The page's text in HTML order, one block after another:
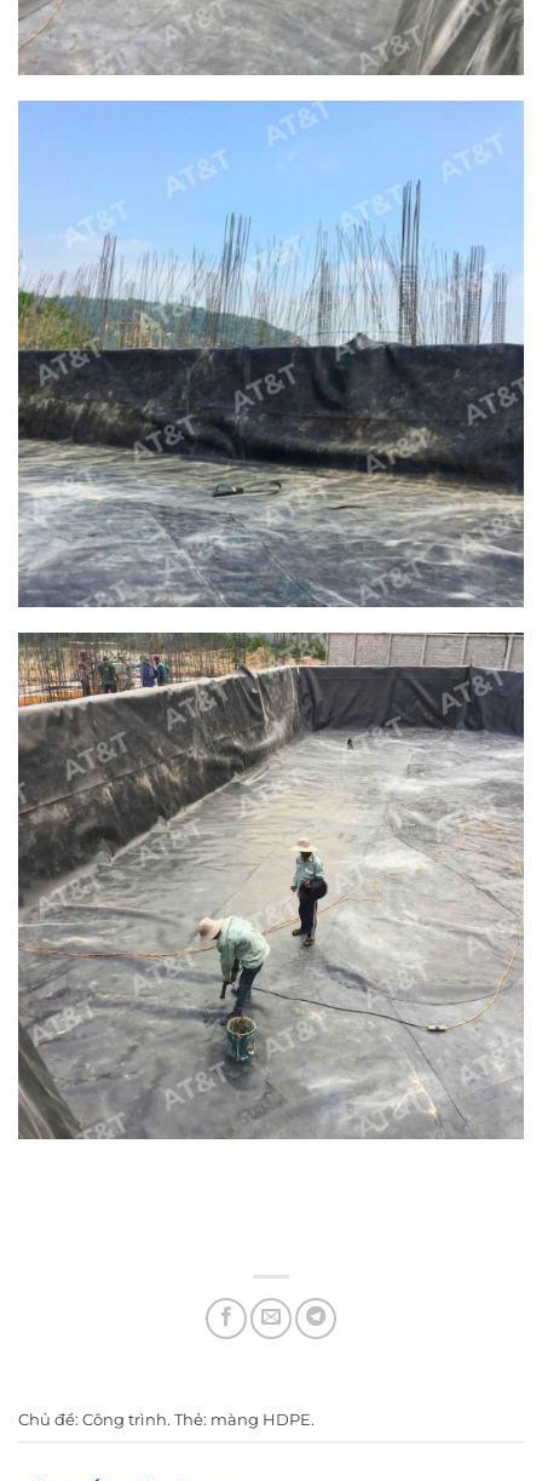
Chủ đề: Công trình. Thẻ: màng HDPE.